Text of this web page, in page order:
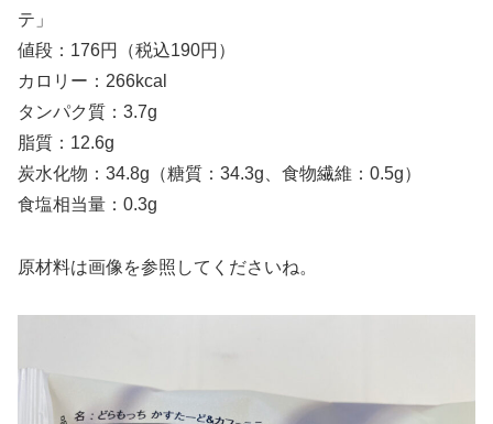
テ」
値段：176円（税込190円）
カロリー：266kcal
タンパク質：3.7g
脂質：12.6g
炭水化物：34.8g（糖質：34.3g、食物繊維：0.5g）
食塩相当量：0.3g
原材料は画像を参照してくださいね。